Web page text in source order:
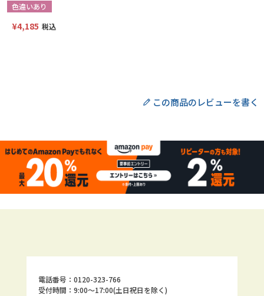
色違いあり
¥4,185 税込
電話番号：0120-323-766
受付時間：9:00～17:00(土日祝日を除く)